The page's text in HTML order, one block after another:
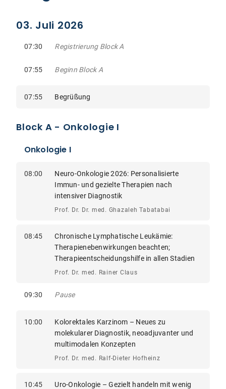
03. Juli 2026
07:30 Registrierung Block A
07:55 Beginn Block A
07:55 Begrüßung
Block A - Onkologie I
Onkologie I
08:00
Neuro-Onkologie 2026: Personalisierte
Immun- und gezielte Therapien nach
intensiver Diagnostik
Prof. Dr. Dr. med. Ghazaleh Tabatabai
08:45
Chronische Lymphatische Leukämie:
Therapienebenwirkungen beachten;
Therapieentscheidungshilfe in allen Stadien
Prof. Dr. med. Rainer Claus
09:30 Pause
10:00
Kolorektales Karzinom – Neues zu
molekularer Diagnostik, neoadjuvanter und
multimodalen Konzepten
Prof. Dr. med. Ralf-Dieter Hofheinz
10:45
Uro-Onkologie – Gezielt handeln mit wenig